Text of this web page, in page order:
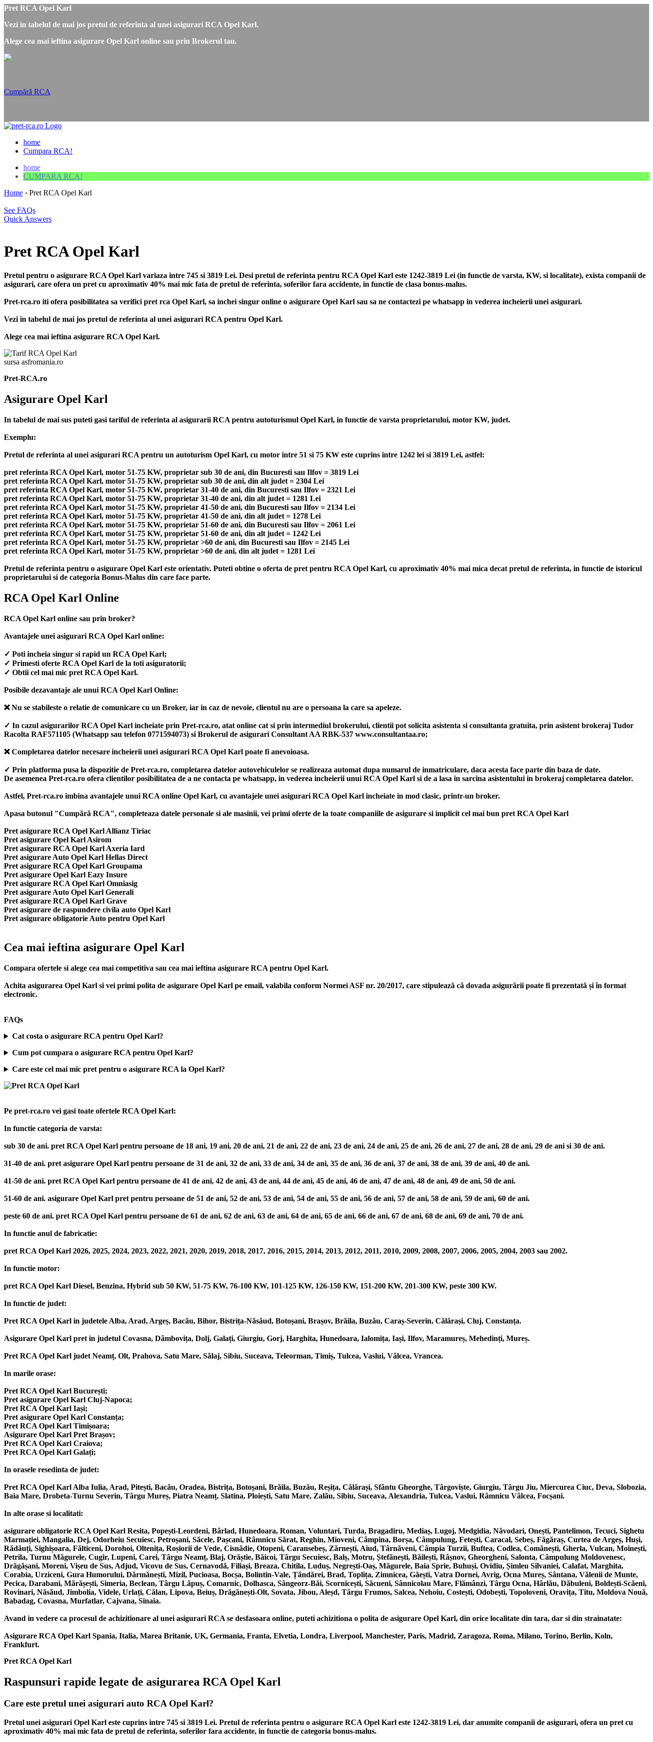
Pret RCA Opel Karl
Vezi in tabelul de mai jos pretul de referinta al unei asigurari RCA Opel Karl.
Alege cea mai ieftina asigurare Opel Karl online sau prin Brokerul tau.
Cumpără RCA
home
Cumpara RCA!
home
CUMPARA RCA!
Home › Pret RCA Opel Karl
See FAQs
Quick Answers
Pret RCA Opel Karl
Pretul pentru o asigurare RCA Opel Karl variaza intre 745 si 3819 Lei. Desi pretul de referinta pentru RCA Opel Karl este 1242-3819 Lei (in functie de varsta, KW, si localitate), exista companii de
asigurari, care ofera un pret cu aproximativ 40% mai mic fata de pretul de referinta, soferilor fara accidente, in functie de clasa bonus-malus.
Pret-rca.ro iti ofera posibilitatea sa verifici pret rca Opel Karl, sa inchei singur online o asigurare Opel Karl sau sa ne contactezi pe whatsapp in vederea incheierii unei asigurari.
Vezi in tabelul de mai jos pretul de referinta al unei asigurari RCA pentru Opel Karl.
Alege cea mai ieftina asigurare RCA Opel Karl.
sursa asfromania.ro
Pret-RCA.ro
Asigurare Opel Karl
In tabelul de mai sus puteti gasi tariful de referinta al asigurarii RCA pentru autoturismul Opel Karl, in functie de varsta proprietarului, motor KW, judet.
Exemplu:
Pretul de referinta al unei asigurari RCA pentru un autoturism Opel Karl, cu motor intre 51 si 75 KW este cuprins intre 1242 lei si 3819 Lei, astfel:
pret referinta RCA Opel Karl, motor 51-75 KW, proprietar sub 30 de ani, din Bucuresti sau Ilfov = 3819 Lei
pret referinta RCA Opel Karl, motor 51-75 KW, proprietar sub 30 de ani, din alt judet = 2304 Lei
pret referinta RCA Opel Karl, motor 51-75 KW, proprietar 31-40 de ani, din Bucuresti sau Ilfov = 2321 Lei
pret referinta RCA Opel Karl, motor 51-75 KW, proprietar 31-40 de ani, din alt judet = 1281 Lei
pret referinta RCA Opel Karl, motor 51-75 KW, proprietar 41-50 de ani, din Bucuresti sau Ilfov = 2134 Lei
pret referinta RCA Opel Karl, motor 51-75 KW, proprietar 41-50 de ani, din alt judet = 1278 Lei
pret referinta RCA Opel Karl, motor 51-75 KW, proprietar 51-60 de ani, din Bucuresti sau Ilfov = 2061 Lei
pret referinta RCA Opel Karl, motor 51-75 KW, proprietar 51-60 de ani, din alt judet = 1242 Lei
pret referinta RCA Opel Karl, motor 51-75 KW, proprietar >60 de ani, din Bucuresti sau Ilfov = 2145 Lei
pret referinta RCA Opel Karl, motor 51-75 KW, proprietar >60 de ani, din alt judet = 1281 Lei
Pretul de referinta pentru o asigurare Opel Karl este orientativ. Puteti obtine o oferta de pret pentru RCA Opel Karl, cu aproximativ 40% mai mica decat pretul de referinta, in functie de istoricul
proprietarului si de categoria Bonus-Malus din care face parte.
RCA Opel Karl Online
RCA Opel Karl online sau prin broker?
Avantajele unei asigurari RCA Opel Karl online:
✓ Poti incheia singur si rapid un RCA Opel Karl;
✓ Primesti oferte RCA Opel Karl de la toti asiguratorii;
✓ Obtii cel mai mic pret RCA Opel Karl.
Posibile dezavantaje ale unui RCA Opel Karl Online:
❌ Nu se stabileste o relatie de comunicare cu un Broker, iar in caz de nevoie, clientul nu are o persoana la care sa apeleze.
✓ In cazul asigurarilor RCA Opel Karl incheiate prin Pret-rca.ro, atat online cat si prin intermediul brokerului, clientii pot solicita asistenta si consultanta gratuita, prin asistent brokeraj Tudor
Racolta RAF571105 (Whatsapp sau telefon 0771594073) si Brokerul de asigurari Consultant AA RBK-537 www.consultantaa.ro;
❌ Completarea datelor necesare incheierii unei asigurari RCA Opel Karl poate fi anevoioasa.
✓ Prin platforma pusa la dispozitie de Pret-rca.ro, completarea datelor autovehiculelor se realizeaza automat dupa numarul de inmatriculare, daca acesta face parte din baza de date.
De asemenea Pret-rca.ro ofera clientilor posibilitatea de a ne contacta pe whatsapp, in vederea incheierii unui RCA Opel Karl si de a lasa in sarcina asistentului in brokeraj completarea datelor.
Astfel, Pret-rca.ro imbina avantajele unui RCA online Opel Karl, cu avantajele unei asigurari RCA Opel Karl incheiate in mod clasic, printr-un broker.
Apasa butonul "Cumpără RCA", completeaza datele personale si ale masinii, vei primi oferte de la toate companiile de asigurare si implicit cel mai bun pret RCA Opel Karl
Pret asigurare RCA Opel Karl Allianz Tiriac
Pret asigurare Opel Karl Asirom
Pret asigurare RCA Opel Karl Axeria Iard
Pret asigurare Auto Opel Karl Hellas Direct
Pret asigurare RCA Opel Karl Groupama
Pret asigurare Opel Karl Eazy Insure
Pret asigurare RCA Opel Karl Omniasig
Pret asigurare Auto Opel Karl Generali
Pret asigurare RCA Opel Karl Grave
Pret asigurare de raspundere civila auto Opel Karl
Pret asigurare obligatorie Auto pentru Opel Karl
Cea mai ieftina asigurare Opel Karl
Compara ofertele si alege cea mai competitiva sau cea mai ieftina asigurare RCA pentru Opel Karl.
Achita asigurarea Opel Karl si vei primi polita de asigurare Opel Karl pe email, valabila conform Normei ASF nr. 20/2017, care stipulează că dovada asigurării poate fi prezentată și în format
electronic.
FAQs
Cat costa o asigurare RCA pentru Opel Karl?
Cum pot cumpara o asigurare RCA pentru Opel Karl?
Care este cel mai mic pret pentru o asigurare RCA la Opel Karl?
Pe pret-rca.ro vei gasi toate ofertele RCA Opel Karl:
In functie categoria de varsta:
sub 30 de ani. pret RCA Opel Karl pentru persoane de 18 ani, 19 ani, 20 de ani, 21 de ani, 22 de ani, 23 de ani, 24 de ani, 25 de ani, 26 de ani, 27 de ani, 28 de ani, 29 de ani si 30 de ani.
31-40 de ani. pret asigurare Opel Karl pentru persoane de 31 de ani, 32 de ani, 33 de ani, 34 de ani, 35 de ani, 36 de ani, 37 de ani, 38 de ani, 39 de ani, 40 de ani.
41-50 de ani. pret RCA Opel Karl pentru persoane de 41 de ani, 42 de ani, 43 de ani, 44 de ani, 45 de ani, 46 de ani, 47 de ani, 48 de ani, 49 de ani, 50 de ani.
51-60 de ani. asigurare Opel Karl pret pentru persoane de 51 de ani, 52 de ani, 53 de ani, 54 de ani, 55 de ani, 56 de ani, 57 de ani, 58 de ani, 59 de ani, 60 de ani.
peste 60 de ani. pret RCA Opel Karl pentru persoane de 61 de ani, 62 de ani, 63 de ani, 64 de ani, 65 de ani, 66 de ani, 67 de ani, 68 de ani, 69 de ani, 70 de ani.
In functie anul de fabricatie:
pret RCA Opel Karl 2026, 2025, 2024, 2023, 2022, 2021, 2020, 2019, 2018, 2017, 2016, 2015, 2014, 2013, 2012, 2011, 2010, 2009, 2008, 2007, 2006, 2005, 2004, 2003 sau 2002.
In functie motor:
pret RCA Opel Karl Diesel, Benzina, Hybrid sub 50 KW, 51-75 KW, 76-100 KW, 101-125 KW, 126-150 KW, 151-200 KW, 201-300 KW, peste 300 KW.
In functie de judet:
Pret RCA Opel Karl in judetele Alba, Arad, Argeș, Bacău, Bihor, Bistrița-Năsăud, Botoșani, Brașov, Brăila, Buzău, Caraș-Severin, Călărași, Cluj, Constanța.
Asigurare Opel Karl pret in judetul Covasna, Dâmbovița, Dolj, Galați, Giurgiu, Gorj, Harghita, Hunedoara, Ialomița, Iași, Ilfov, Maramureș, Mehedinți, Mureș.
Pret RCA Opel Karl judet Neamț, Olt, Prahova, Satu Mare, Sălaj, Sibiu, Suceava, Teleorman, Timiș, Tulcea, Vaslui, Vâlcea, Vrancea.
In marile orase:
Pret RCA Opel Karl București;
Pret asigurare Opel Karl Cluj-Napoca;
Pret RCA Opel Karl Iași;
Pret asigurare Opel Karl Constanța;
Pret RCA Opel Karl Timișoara;
Asigurare Opel Karl Pret Brașov;
Pret RCA Opel Karl Craiova;
Pret RCA Opel Karl Galați;
In orasele resedinta de judet:
Pret RCA Opel Karl Alba Iulia, Arad, Pitești, Bacău, Oradea, Bistrița, Botoșani, Brăila, Buzău, Reșița, Călărași, Sfântu Gheorghe, Târgoviște, Giurgiu, Târgu Jiu, Miercurea Ciuc, Deva, Slobozia,
Baia Mare, Drobeta-Turnu Severin, Târgu Mureș, Piatra Neamț, Slatina, Ploiești, Satu Mare, Zalău, Sibiu, Suceava, Alexandria, Tulcea, Vaslui, Râmnicu Vâlcea, Focșani.
In alte orase si localitati:
asigurare obligatorie RCA Opel Karl Resita, Popești-Leordeni, Bârlad, Hunedoara, Roman, Voluntari, Turda, Bragadiru, Mediaș, Lugoj, Medgidia, Năvodari, Onești, Pantelimon, Tecuci, Sighetu
Marmației, Mangalia, Dej, Odorheiu Secuiesc, Petroșani, Săcele, Pașcani, Râmnicu Sărat, Reghin, Mioveni, Câmpina, Borșa, Câmpulung, Fetești, Caracal, Sebeș, Făgăraș, Curtea de Argeș, Huși,
Rădăuți, Sighișoara, Fălticeni, Dorohoi, Oltenița, Roșiorii de Vede, Cisnădie, Otopeni, Caransebeș, Zărnești, Aiud, Târnăveni, Câmpia Turzii, Buftea, Codlea, Comănești, Gherla, Vulcan, Moinești,
Petrila, Turnu Măgurele, Cugir, Lupeni, Carei, Târgu Neamț, Blaj, Orăștie, Băicoi, Târgu Secuiesc, Balș, Motru, Ștefănești, Băilești, Râșnov, Gheorgheni, Salonta, Câmpulung Moldovenesc,
Drăgășani, Moreni, Vișeu de Sus, Adjud, Vicovu de Sus, Cernavodă, Filiași, Breaza, Chitila, Luduș, Negrești-Oaș, Măgurele, Baia Sprie, Buhuși, Ovidiu, Șimleu Silvaniei, Calafat, Marghita,
Corabia, Urziceni, Gura Humorului, Dărmănești, Mizil, Pucioasa, Bocșa, Bolintin-Vale, Țăndărei, Brad, Toplița, Zimnicea, Găești, Vatra Dornei, Avrig, Ocna Mureș, Sântana, Vălenii de Munte,
Pecica, Darabani, Mărășești, Simeria, Beclean, Târgu Lăpuș, Comarnic, Dolhasca, Sângeorz-Băi, Scornicești, Săcueni, Sânnicolau Mare, Flămânzi, Târgu Ocna, Hârlău, Dăbuleni, Boldești-Scăeni,
Rovinari, Năsăud, Jimbolia, Videle, Urlați, Călan, Lipova, Beiuș, Drăgănești-Olt, Sovata, Jibou, Aleșd, Târgu Frumos, Salcea, Nehoiu, Costești, Odobești, Topoloveni, Oravița, Titu, Moldova Nouă,
Babadag, Covasna, Murfatlar, Cajvana, Sinaia.
Avand in vedere ca procesul de achizitionare al unei asigurari RCA se desfasoara online, puteti achizitiona o polita de asigurare Opel Karl, din orice localitate din tara, dar si din strainatate:
Asigurare RCA Opel Karl Spania, Italia, Marea Britanie, UK, Germania, Franta, Elvetia, Londra, Liverpool, Manchester, Paris, Madrid, Zaragoza, Roma, Milano, Torino, Berlin, Koln,
Frankfurt.
Pret RCA Opel Karl
Raspunsuri rapide legate de asigurarea RCA Opel Karl
Care este pretul unei asigurari auto RCA Opel Karl?
Pretul unei asigurari Opel Karl este cuprins intre 745 si 3819 Lei. Pretul de referinta pentru o asigurare RCA Opel Karl este 1242-3819 Lei, dar anumite companii de asigurari, ofera un pret cu
aproximativ 40% mai mic fata de pretul de referinta, soferilor fara accidente, in functie de categoria bonus-malus.